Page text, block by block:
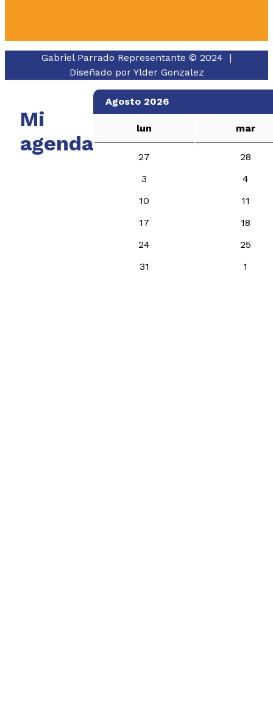
Gabriel Parrado Representante © 2024 |
Diseñado por Ylder Gonzalez
Mi
agenda
Agosto 2026
lun mar
27
28
3
4
10
11
17
18
24
25
31
1